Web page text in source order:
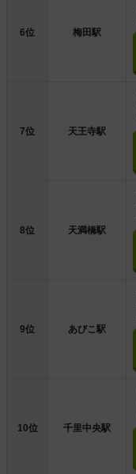
6位 梅田駅
7位 天王寺駅
8位 天満橋駅
9位 あびこ駅
10位 千里中央駅